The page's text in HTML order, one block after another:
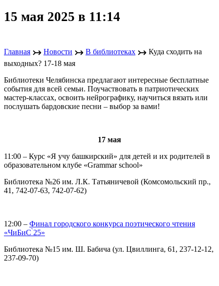
15 мая 2025 в 11:14
Главная ↣ Новости ↣ В библиотеках ↣ Куда сходить на
выходных? 17-18 мая
Библиотеки Челябинска предлагают интересные бесплатные
события для всей семьи. Поучаствовать в патриотических
мастер-классах, освоить нейрографику, научиться вязать или
послушать бардовские песни – выбор за вами!
17 мая
11:00 – Курс «Я учу башкирский» для детей и их родителей в
образовательном клубе «Grammar school»
Библиотека №26 им. Л.К. Татьяничевой (Комсомольский пр.,
41, 742-07-63, 742-07-62)
12:00 – Финал городского конкурса поэтического чтения
«ЧиБиС ̀25»
Библиотека №15 им. Ш. Бабича (ул. Цвиллинга, 61, 237-12-12,
237-09-70)